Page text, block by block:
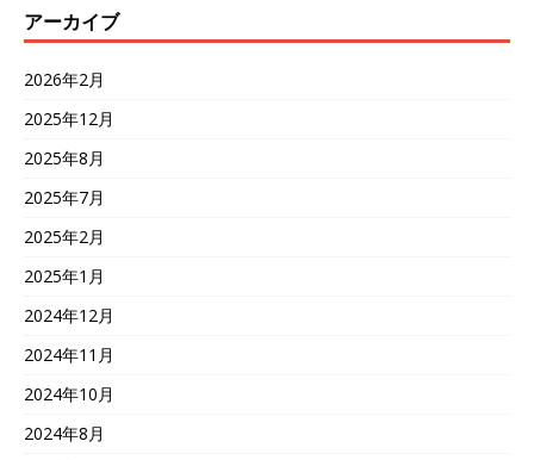
アーカイブ
2026年2月
2025年12月
2025年8月
2025年7月
2025年2月
2025年1月
2024年12月
2024年11月
2024年10月
2024年8月